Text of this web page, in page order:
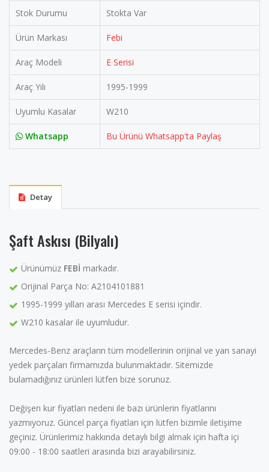
Stok Durumu Stokta Var
Ürün Markası Febi
Araç Modeli E Serisi
Araç Yılı 1995-1999
Uyumlu Kasalar W210
Whatsapp Bu Ürünü Whatsapp'ta Paylaş
Detay
Şaft Askısı (Bilyalı)
Ürünümüz FEBİ markadır.
Orijinal Parça No: A2104101881
1995-1999 yılları arası Mercedes E serisi içindir.
W210 kasalar ile uyumludur.
Mercedes-Benz araçların tüm modellerinin orijinal ve yan sanayi
yedek parçaları firmamızda bulunmaktadır. Sitemizde
bulamadığınız ürünleri lütfen bize sorunuz.
Değişen kur fiyatları nedeni ile bazı ürünlerin fiyatlarını
yazmıyoruz. Güncel parça fiyatları için lütfen bizimle iletişime
geçiniz. Ürünlerimiz hakkında detaylı bilgi almak için hafta içi
09:00 - 18:00 saatleri arasında bizi arayabilirsiniz.